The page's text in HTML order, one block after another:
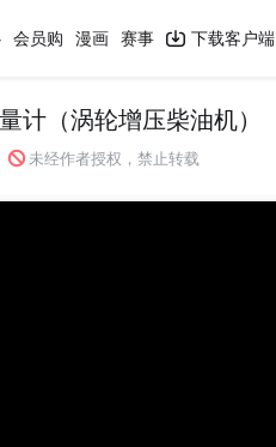
会员购 漫画 赛事 下载客户端
计（涡轮增压柴油机）
未经作者授权，禁止转载